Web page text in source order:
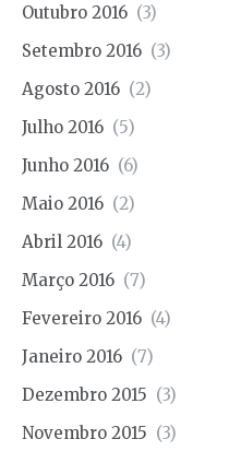
Outubro 2016 (3)
Setembro 2016 (3)
Agosto 2016 (2)
Julho 2016 (5)
Junho 2016 (6)
Maio 2016 (2)
Abril 2016 (4)
Março 2016 (7)
Fevereiro 2016 (4)
Janeiro 2016 (7)
Dezembro 2015 (3)
Novembro 2015 (3)